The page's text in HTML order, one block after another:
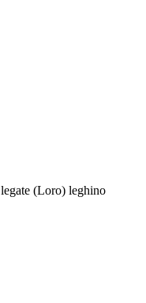
legate (Loro) leghino